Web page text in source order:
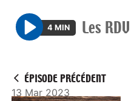
P
y
4 MIN Les RDV
ÉPISODE PRÉCÉDENT
13 Mar 2023